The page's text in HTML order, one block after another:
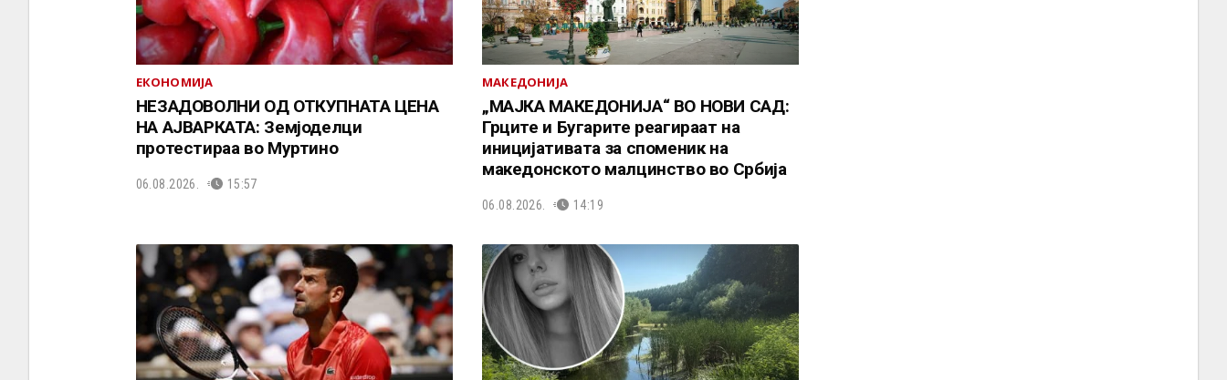
ЕКОНОМИЈА
НЕЗАДОВОЛНИ ОД ОТКУПНАТА ЦЕНА
НА АЈВАРКАТА: Земјоделци
протестираа во Муртино
06.08.2026. 15:57
МАКЕДОНИЈА
„МАЈКА МАКЕДОНИЈА“ ВО НОВИ САД:
Грците и Бугарите реагираат на
иницијативата за споменик на
македонското малцинство во Србија
06.08.2026. 14:19